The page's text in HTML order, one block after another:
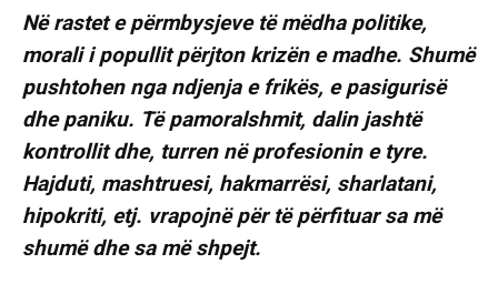
Në rastet e përmbysjeve të mëdha politike,
morali i popullit përjton krizën e madhe. Shumë
pushtohen nga ndjenja e frikës, e pasigurisë
dhe paniku. Të pamoralshmit, dalin jashtë
kontrollit dhe, turren në profesionin e tyre.
Hajduti, mashtruesi, hakmarrësi, sharlatani,
hipokriti, etj. vrapojnë për të përfituar sa më
shumë dhe sa më shpejt.